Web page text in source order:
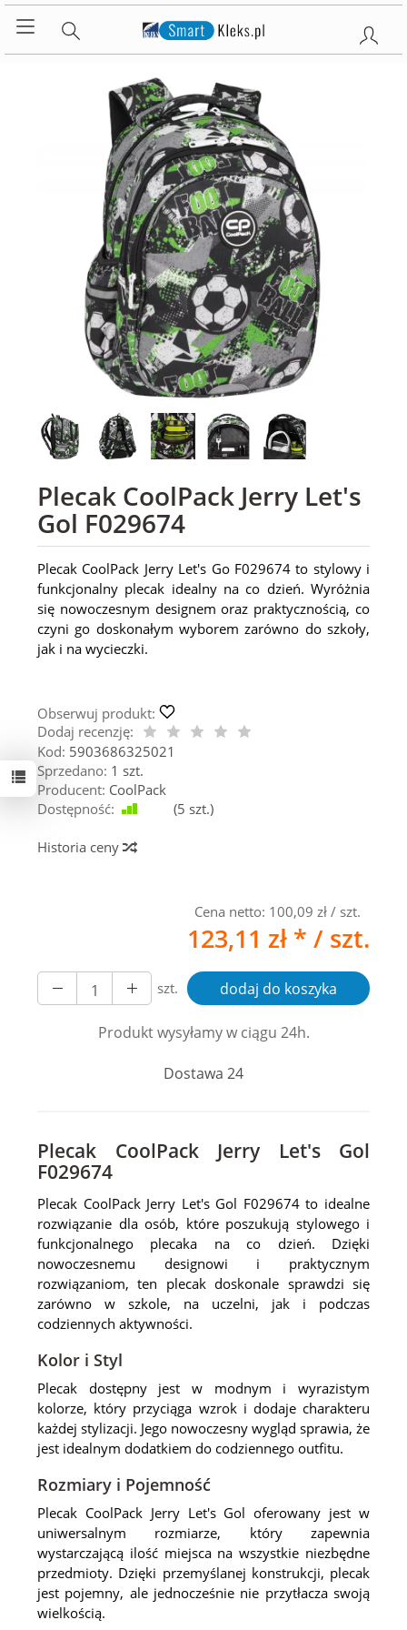
Plecak CoolPack Jerry Let's
Gol F029674
Plecak CoolPack Jerry Let's Go F029674 to stylowy i
funkcjonalny plecak idealny na co dzień. Wyróżnia
się nowoczesnym designem oraz praktycznością, co
czyni go doskonałym wyborem zarówno do szkoły,
jak i na wycieczki.
Obserwuj produkt:
Dodaj recenzję:
Kod: 5903686325021
Sprzedano: 1 szt.
Producent: CoolPack
Dostępność:
(5 szt.)
Historia ceny
Cena netto: 100,09 zł / szt.
123,11 zł * / szt.
szt. dodaj do koszyka
Produkt wysyłamy w ciągu 24h.
Dostawa 24
Plecak CoolPack Jerry Let's Gol
F029674
Plecak CoolPack Jerry Let's Gol F029674 to idealne
rozwiązanie dla osób, które poszukują stylowego i
funkcjonalnego plecaka na co dzień. Dzięki
nowoczesnemu designowi i praktycznym
rozwiązaniom, ten plecak doskonale sprawdzi się
zarówno w szkole, na uczelni, jak i podczas
codziennych aktywności.
Kolor i Styl
Plecak dostępny jest w modnym i wyrazistym
kolorze, który przyciąga wzrok i dodaje charakteru
każdej stylizacji. Jego nowoczesny wygląd sprawia, że
jest idealnym dodatkiem do codziennego outfitu.
Rozmiary i Pojemność
Plecak CoolPack Jerry Let's Gol oferowany jest w
uniwersalnym rozmiarze, który zapewnia
wystarczającą ilość miejsca na wszystkie niezbędne
przedmioty. Dzięki przemyślanej konstrukcji, plecak
jest pojemny, ale jednocześnie nie przytłacza swoją
wielkością.